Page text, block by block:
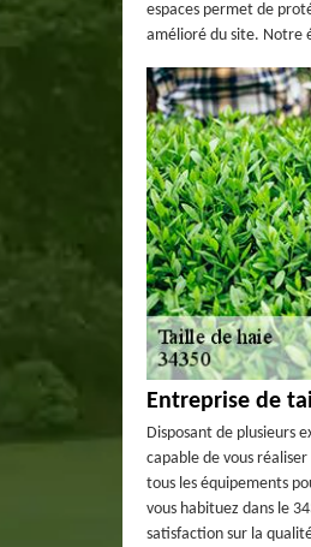
espaces permet de
amélioré du site. Notre
Entreprise de
Disposant de plusieurs
capable de vous
tous les équipements
vous habituez dans le
satisfaction sur la